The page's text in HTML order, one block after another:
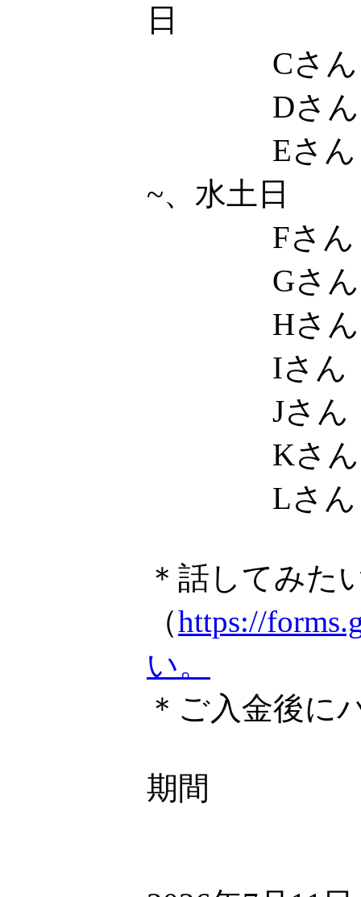
日
Cさ
Dさん
Eさん
~、水土日
Fさん
Gさ
Hさん
Iさん
Jさん
Kさん
Lさん
＊話してみた
（https://
い。
＊ご入金後に
期間